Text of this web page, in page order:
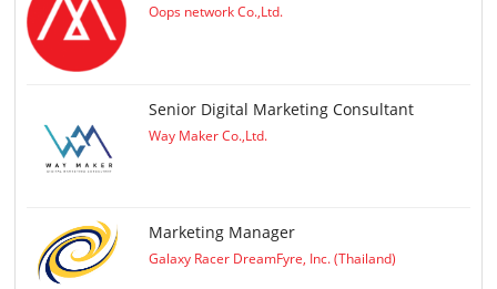
Oops network Co.,Ltd.
Senior Digital Marketing Consultant
Way Maker Co.,Ltd.
Marketing Manager
Galaxy Racer DreamFyre, Inc. (Thailand)